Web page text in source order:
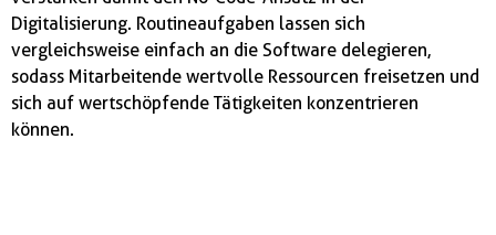
Digitalisierung. Routineaufgaben lassen sich
vergleichsweise einfach an die Software delegieren,
sodass Mitarbeitende wertvolle Ressourcen freisetzen und
sich auf wertschöpfende Tätigkeiten konzentrieren
können.